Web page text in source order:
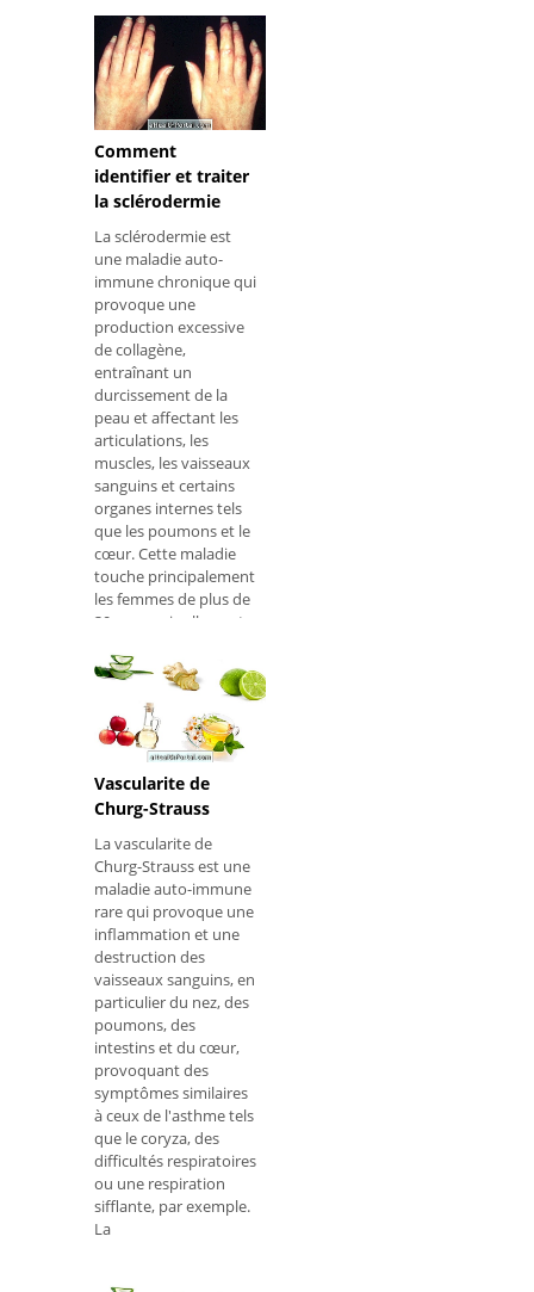
Captopril, pour
prévenir les problèmes
cardiovasculaires; Les
médicaments
immunosuppresseurs
, tels que le
cyclophosphamide ou
l’azathioprine, utilisés
pour traiter les
problèmes
pulmonaires; Des
médica
Comment
identifier et traiter
la sclérodermie
La sclérodermie est
une maladie auto-
immune chronique qui
provoque une
production excessive
de collagène,
entraînant un
durcissement de la
peau et affectant les
articulations, les
muscles, les vaisseaux
sanguins et certains
organes internes tels
que les poumons et le
cœur. Cette maladie
touche principalement
les femmes de plus de
30 ans, mais elle peut
manifester chez les
hommes et les
enfants. Ell
Vascularite de
Churg-Strauss
La vascularite de
Churg-Strauss est une
maladie auto-immune
rare qui provoque une
inflammation et une
destruction des
vaisseaux sanguins, en
particulier du nez, des
poumons, des
intestins et du cœur,
provoquant des
symptômes similaires
à ceux de l'asthme tels
que le coryza, des
difficultés respiratoires
ou une respiration
sifflante, par exemple.
La